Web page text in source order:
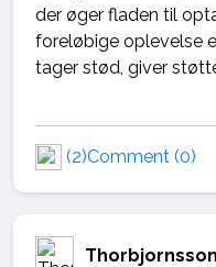
der øger fladen til
foreløbige oplevelse
tager stød, giver
(2)Comment (0)
Thorbjornsson